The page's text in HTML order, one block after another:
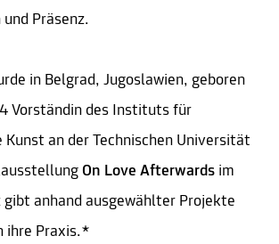
Präsenz.
in Belgrad, Jugoslawien, geboren
Vorständin des Instituts für
Kunst an der Technischen Universität
On Love Afterwards im
gibt anhand ausgewählter Projekte
ihre Praxis.*